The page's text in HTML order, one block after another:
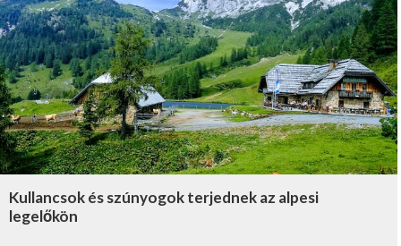
Kullancsok és szúnyogok terjednek az alpesi
legelőkön